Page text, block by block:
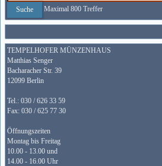
Maximal 800 Treffer
TEMPELHOFER MÜNZENHAUS
Matthias Senger
Bacharacher Str. 39
12099 Berlin
Tel.: 030 / 626 33 59
Fax: 030 / 625 77 30
Öffnungszeiten
Montag bis Freitag
10.00 - 13.00 und
14.00 - 16.00 Uhr